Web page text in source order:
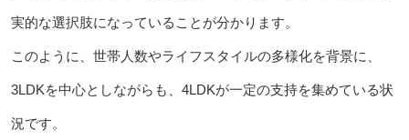
実的な選択肢になっていることが分かります。
このように、世帯人数やライフスタイルの多様化を背景に、
3LDKを中心としながらも、4LDKが一定の支持を集めている状
況です。